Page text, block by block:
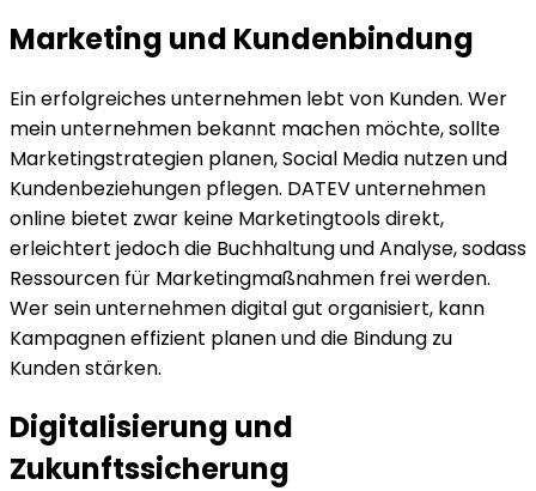
Marketing und Kundenbindung
Ein erfolgreiches unternehmen lebt von Kunden. Wer
mein unternehmen bekannt machen möchte, sollte
Marketingstrategien planen, Social Media nutzen und
Kundenbeziehungen pflegen. DATEV unternehmen
online bietet zwar keine Marketingtools direkt,
erleichtert jedoch die Buchhaltung und Analyse, sodass
Ressourcen für Marketingmaßnahmen frei werden.
Wer sein unternehmen digital gut organisiert, kann
Kampagnen effizient planen und die Bindung zu
Kunden stärken.
Digitalisierung und
Zukunftssicherung